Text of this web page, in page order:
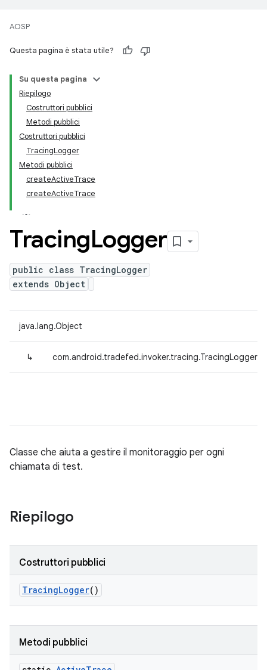
AOSP
Questa pagina è stata utile?
Su questa pagina
Riepilogo
Costruttori pubblici
Metodi pubblici
Costruttori pubblici
TracingLogger
Metodi pubblici
createActiveTrace
createActiveTrace
TracingLogger
public class TracingLogger
extends Object
java.lang.Object
↳ com.android.tradefed.invoker.tracing.TracingLogger
Classe che aiuta a gestire il monitoraggio per ogni
chiamata di test.
Riepilogo
Costruttori pubblici
TracingLogger()
Metodi pubblici